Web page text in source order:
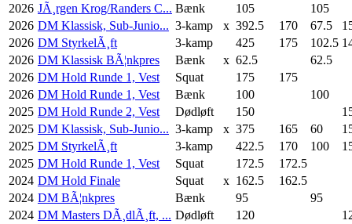
2026 JÃ¸rgen Krog/Randers C... Bænk 105
105
2026 DM Klassisk, Sub-Junio... 3-kamp x 392.5 170 67.5
2026 DM StyrkelÃ¸ft 3-kamp 425 175 102.5
2026 DM Klassisk BÃ¦nkpres Bænk x 62.5
62.5
2026 DM Hold Runde 1, Vest Squat 175
175
2026 DM Hold Runde 1, Vest Bænk 100
100
2025 DM Hold Runde 2, Vest Dødløft 150
2025 DM Klassisk, Sub-Junio... 3-kamp x 375 165 60
2025 DM StyrkelÃ¸ft 3-kamp 422.5 170 100
2025 DM Hold Runde 1, Vest Squat 172.5
172.5
2024 DM Hold Finale Squat x 162.5
162.5
2024 DM BÃ¦nkpres Bænk 95
95
2024 DM Masters DÃ¸dlÃ¸ft, ... Dødløft 120